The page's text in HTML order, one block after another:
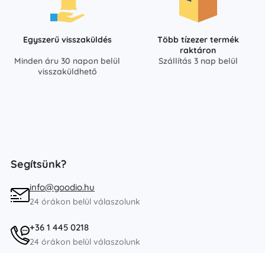
Egyszerű visszaküldés
Minden áru 30 napon belül
visszaküldhető
Több tízezer termék
raktáron
Szállítás 3 nap belül
Segítsünk?
info@goodio.hu
24 órákon belül válaszolunk
+36 1 445 0218
24 órákon belül válaszolunk